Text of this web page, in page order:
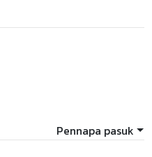
มมุ่งมั่นของคุณPennapa pasuk